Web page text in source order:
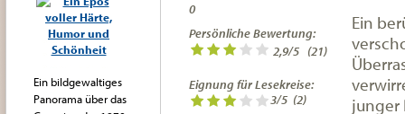
0
Persönliche Bewertung:
2,9/5 (21)
Eignung für Lesekreise:
3/5 (2)
Ein
junger
Ein bildgewaltiges
Panorama über das